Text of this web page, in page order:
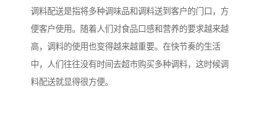
调料配送是指将多种调味品和调料送到客户的门口，方
便客户使用。随着人们对食品口感和营养的要求越来越
高，调料的使用也变得越来越重要。在快节奏的生活
中，人们往往没有时间去超市购买多种调料，这时候调
料配送就显得很方便。